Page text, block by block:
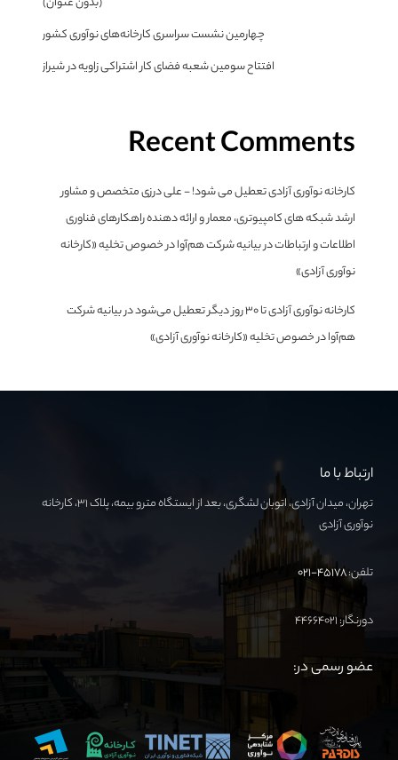
چهارمین نشست سراسری کارخانه‌های نوآوری کشور
افتتاح سومین شعبه فضای کار اشتراکی زاویه در شیراز
Recent Comments
کارخانه نوآوری آزادی تعطیل می شود! - علی درزی متخصص و مشاور
ارشد شبکه های کامپیوتری، معمار و ارائه دهنده راهکارهای فناوری
اطلاعات و ارتباطاتدربیانیه شرکت هم‌آوا در خصوص تخلیه «کارخانه
نوآوری آزادی»
کارخانه نوآوری آزادی تا ۳۰ روز دیگر تعطیل می‌شود دربیانیه شرکت
هم‌آوا در خصوص تخلیه «کارخانه نوآوری آزادی»
ارتباط با ما
تهران، میدان آزادی، اتوبان لشگری، بعد از ایستگاه مترو بیمه، پلاک ۳۱، کارخانه
نوآوری آزادی
تلفن:۴۵۱۷۸-۰۲۱
دورنگار: ۴۴۶۶۴۰۲۱
عضو رسمی در: